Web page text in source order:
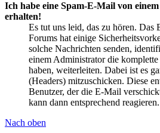
Ich habe eine Spam-E-Mail von
erhalten!
Es tut uns leid, das zu hören. Das
Forums hat einige
solche Nachrichten senden,
einem Administrator die
haben, weiterleiten. Dabei ist es
(Headers) mitzuschicken. Diese
Benutzer, der die E-Mail
kann dann entsprechend reagieren.
Nach oben